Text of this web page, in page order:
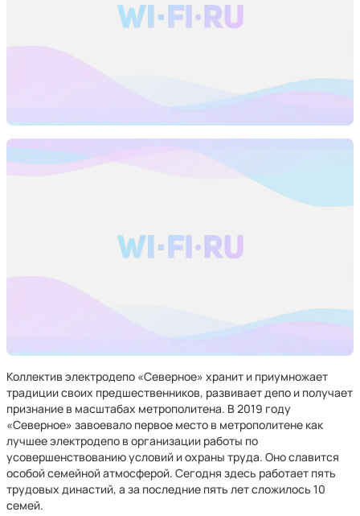
Коллектив электродепо «Северное» хранит и приумножает
традиции своих предшественников, развивает депо и получает
признание в масштабах метрополитена. В 2019 году
«Северное» завоевало первое место в метрополитене как
лучшее электродепо в организации работы по
усовершенствованию условий и охраны труда. Оно славится
особой семейной атмосферой. Сегодня здесь работает пять
трудовых династий, а за последние пять лет сложилось 10
семей.